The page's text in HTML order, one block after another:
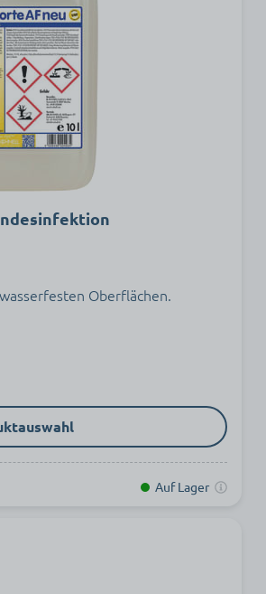
Oberflächen.
Auf Lager